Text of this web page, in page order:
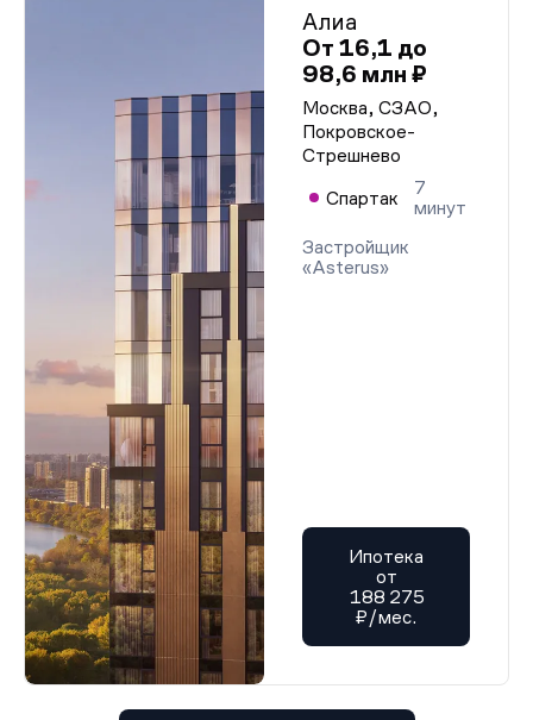
Проектная декларация от 12.01.2026 г.
Проектная декларация от 12.01.2026 г.
Проектная декларация от 12.01.2026 г.
Проектная декларация от 12.01.2026 г.
Проектная декларация от 12.01.2026 г.
Проектная декларация от 12.01.2026 г.
Проектная декларация от 12.01.2026 г.
Проектная декларация от 12.01.2026 г.
Проектная декларация от 12.01.2026 г.
Проектная декларация от 12.01.2026 г.
Проектная декларация от 12.01.2026 г.
Проектная декларация от 12.01.2026 г.
Проектная декларация от 12.01.2026 г.
Проектная декларация от 12.01.2026 г.
Проектная декларация от 12.01.2026 г.
Проектная декларация от 12.01.2026 г.
Проектная декларация от 12.01.2026 г.
Проектная декларация от 12.01.2026 г.
Проектная декларация от 12.01.2026 г.
Проектная декларация от 12.01.2026 г.
Проектная декларация от 12.01.2026 г.
Проектная декларация от 12.01.2026 г.
Проектная декларация от 12.01.2026 г.
Проектная декларация от 12.01.2026 г.
Проектная декларация от 12.01.2026 г.
Проектная декларация от 12.01.2026 г.
Проектная декларация от 12.01.2026 г.
Проектная декларация от 12.01.2026 г.
Проектная декларация от 12.01.2026 г.
Проектная декларация от 12.01.2026 г.
Проектная декларация от 12.01.2026 г.
Проектная декларация от 12.01.2026 г.
Проектная декларация от 12.01.2026 г.
Проектная декларация от 12.01.2026 г.
Алиа
От 16,1 до
98,6 млн ₽
Москва, СЗАО,
Покровское-
Стрешнево
Спартак
7
минут
Застройщик
«Asterus»
Ипотека
от
188 275
₽/мес.